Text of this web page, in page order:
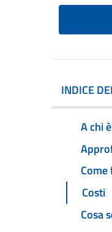
INDICE
A chi
Come
Costi
Cosa